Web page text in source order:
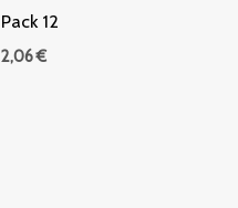
Pack 12
2,06€